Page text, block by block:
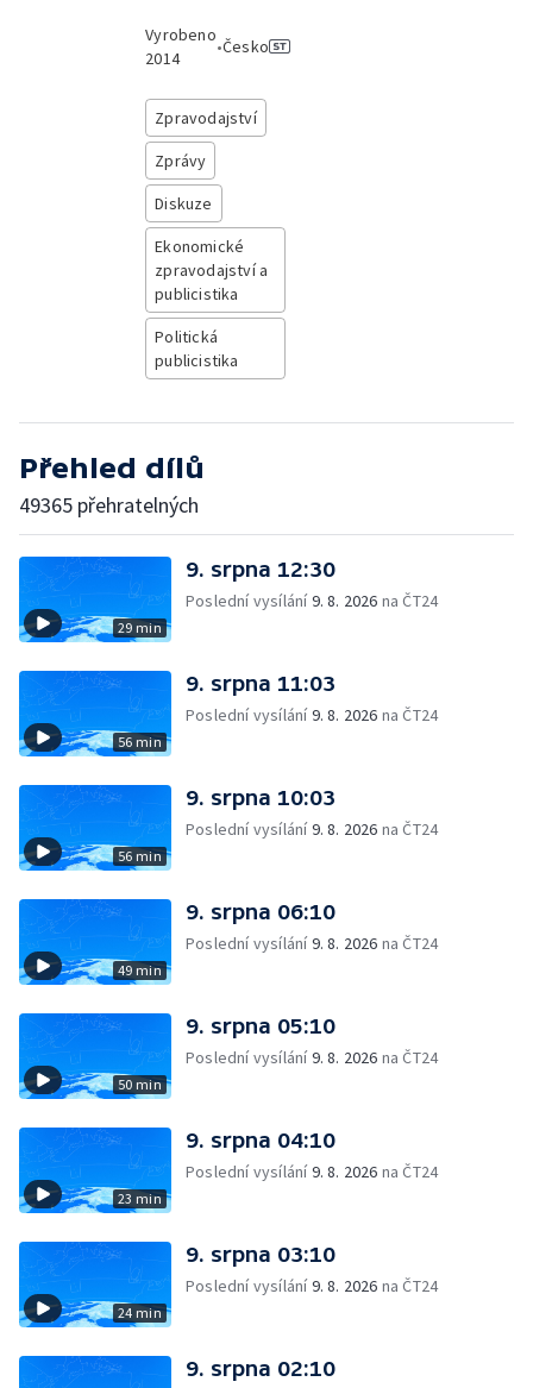
Vyrobeno
2014
•Česko
Zpravodajství
Zprávy
Diskuze
Ekonomické
zpravodajství a
publicistika
Politická
publicistika
Přehled dílů
49365 přehratelných
29 min
9. srpna 12:30
Poslední vysílání9. 8. 2026 na ČT24
56 min
9. srpna 11:03
Poslední vysílání9. 8. 2026 na ČT24
56 min
9. srpna 10:03
Poslední vysílání9. 8. 2026 na ČT24
49 min
9. srpna 06:10
Poslední vysílání9. 8. 2026 na ČT24
50 min
9. srpna 05:10
Poslední vysílání9. 8. 2026 na ČT24
23 min
9. srpna 04:10
Poslední vysílání9. 8. 2026 na ČT24
24 min
9. srpna 03:10
Poslední vysílání9. 8. 2026 na ČT24
9. srpna 02:10